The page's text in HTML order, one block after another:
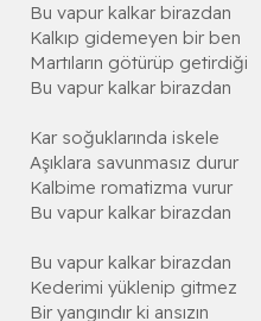
Bu vapur kalkar birazdan
Kalkıp gidemeyen bir ben
Martıların götürüp getirdiği
Bu vapur kalkar birazdan
Kar soğuklarında iskele
Aşıklara savunmasız durur
Kalbime romatizma vurur
Bu vapur kalkar birazdan
Bu vapur kalkar birazdan
Kederimi yüklenip gitmez
Bir yangındır ki ansızın